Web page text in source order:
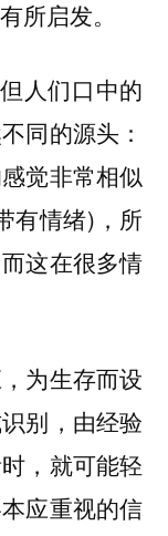
所启发。
人们口中的
同的源头：
觉非常相似
有情绪)，所
这在很多情
为生存而设
别，由经验
，就可能轻
应重视的信